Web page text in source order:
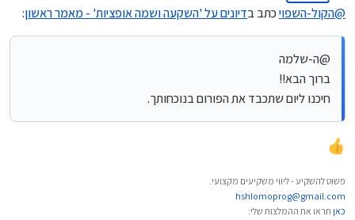
מנותק
@הקול-השפויכתב בדיונים על 'השקעה ושמה אופציות' - מאמר ראשון:
@ה-שלמה
ברוך הבא!!
חיכנו ליום שתכבד את הפורום בנוכחותך.
פשוט להשקיע - ליווי משקיעים מקצועי.
hshlomoprog@gmail.com
כאן תראו את ההמלצות שלי: